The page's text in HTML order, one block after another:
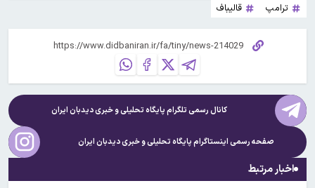
ترامپ قالیباف
کانال رسمی تلگرام پایگاه تحلیلی و خبریدیدبان ایران
صفحه رسمی اینستاگرام پایگاه تحلیلی و خبریدیدبان ایران
اخبار مرتبط